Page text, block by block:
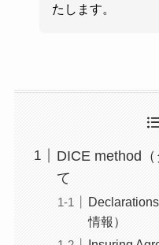
たします。
DICE method
て
情報）